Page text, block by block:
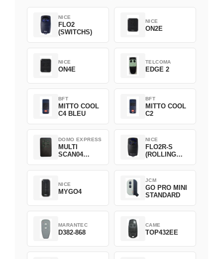
NICE
FLO2
(SWITCHS)
NICE
ON2E
NICE
ON4E
TELCOMA
EDGE 2
BFT
MITTO COOL
C4 BLEU
BFT
MITTO COOL
C2
DOMO EXPRESS
MULTI
SCAN04
NICE
FLO2R-S
(ROLLING
NICE
MYGO4
JCM
GO PRO MINI
STANDARD
MARANTEC
D382-868
CAME
TOP432EE